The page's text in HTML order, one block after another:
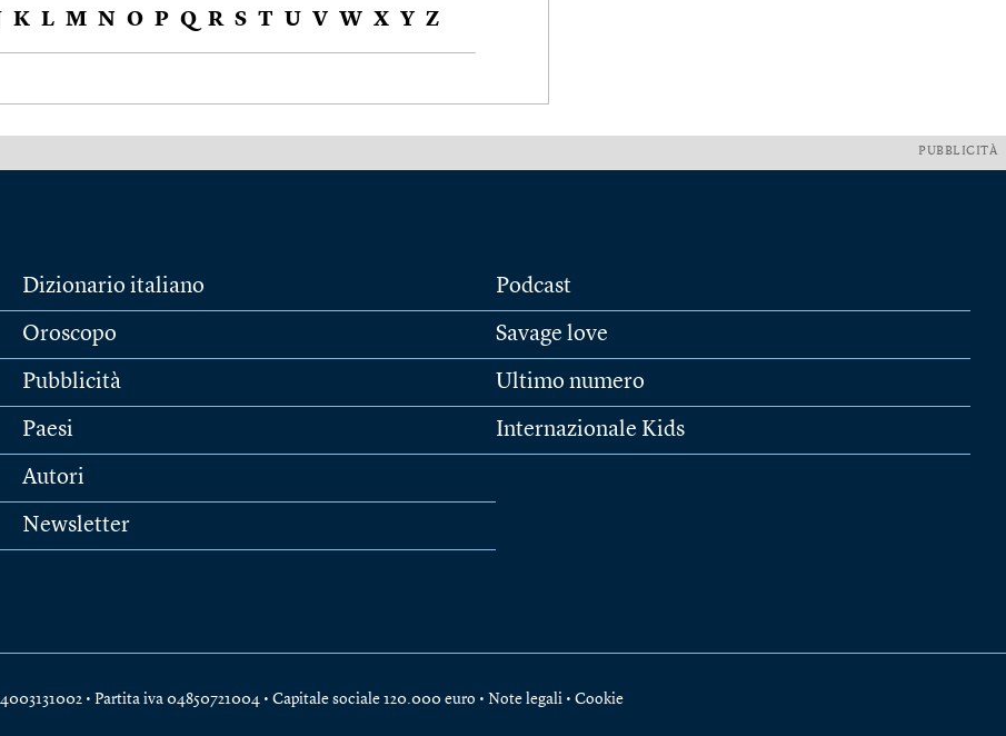
K L M N O P Q R S T U V W X Y Z
PUBBLICITÀ
Dizionario italiano
Oroscopo
Pubblicità
Paesi
Autori
Newsletter
Podcast
Savage love
Ultimo numero
Internazionale Kids
• Partita iva 04850721004 • Capitale sociale 120.000 euro • Note legali • Cookie